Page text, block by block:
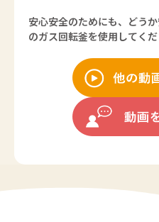
安心安全のためにも、どう
のガス回転釜を使用してくだ